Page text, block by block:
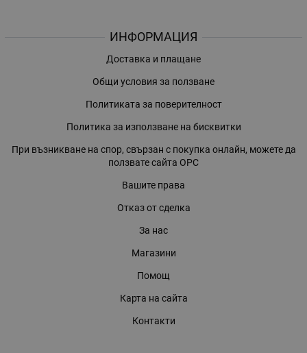
ИНФОРМАЦИЯ
Доставка и плащане
Общи условия за ползване
Политиката за поверителност
Политика за използване на бисквитки
При възникване на спор, свързан с покупка онлайн, можете да
ползвате сайта ОРС
Вашите права
Отказ от сделка
За нас
Магазини
Помощ
Карта на сайта
Контакти